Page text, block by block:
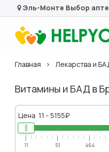
Эль-Монте Выбор
Главная Лекарства и
Витамины и БАД в
Цена 11 - 5155₽
11 51 464